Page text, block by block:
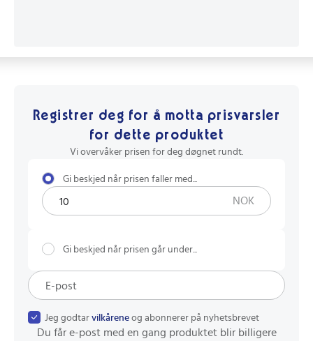
Registrer deg for å motta prisvarsler
for dette produktet
Vi overvåker prisen for deg døgnet rundt.
Gi beskjed når prisen faller med...
NOK
Gi beskjed når prisen går under...
Jeg godtar vilkårene og abonnerer på nyhetsbrevet
Du får e-post med en gang produktet blir billigere